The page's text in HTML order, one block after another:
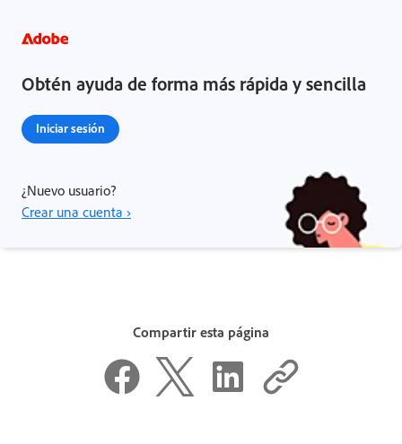
Obtén ayuda de forma más rápida y sencilla
Iniciar sesión
¿Nuevo usuario?
Crear una cuenta ›
Compartir esta página